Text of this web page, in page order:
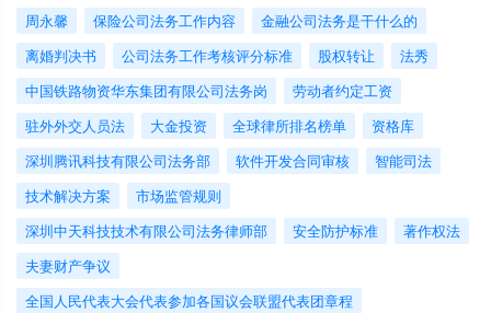
周永馨 保险公司法务工作内容
金融公司法务是干什么的
离婚判决书
公司法务工作考核评分标准 股权转让
法秀
中国铁路物资华东集团有限公司法务岗
劳动者约定工资
驻外外交人员法
大金投资 全球律所排名榜单
资格库
深圳腾讯科技有限公司法务部
软件开发合同审核
智能司法
技术解决方案
市场监管规则
深圳中天科技技术有限公司法务律师部
安全防护标准
著作权法
夫妻财产争议
全国人民代表大会代表参加各国议会联盟代表团章程